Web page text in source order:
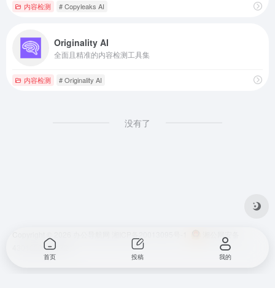
内容检测 # Copyleaks AI
Originality AI
全面且精准的内容检测工具集
内容检测 # Originality AI
没有了
43010202001724
首页 投稿 我的